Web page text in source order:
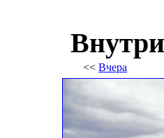
<< Вчера